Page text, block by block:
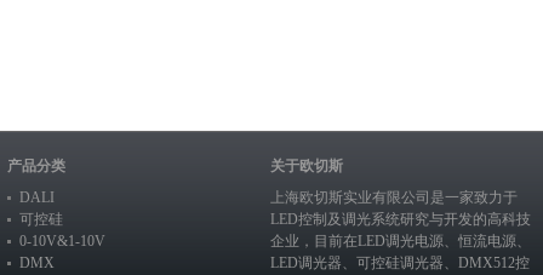
产品分类
DALI
可控硅
0-10V&1-10V
DMX
关于欧切斯
上海欧切斯实业有限公司是一家致力于
LED控制及调光系统研究与开发的高科技
企业，目前在LED调光电源、恒流电源、
LED调光器、 可控硅调光器、 DMX512控